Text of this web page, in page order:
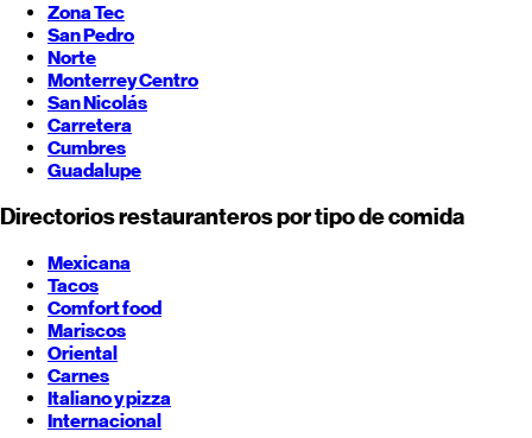
Zona Tec
San Pedro
Norte
MonterreyCentro
San Nicolás
Carretera
Cumbres
Guadalupe
Directorios restauranteros por tipo de comida
Mexicana
Tacos
Comfort food
Mariscos
Oriental
Carnes
Italiano y pizza
Internacional